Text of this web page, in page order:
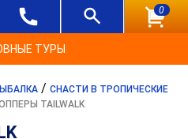
0
ТУРЫ
/ СНАСТИ В ТРОПИЧЕСКИЕ
TAILWALK